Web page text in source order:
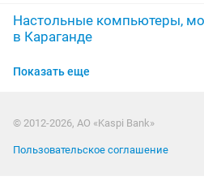
полный комплект компьютер
gtx 1050
Настольные компьютеры,
в Караганде
Настольные компьютеры,
Настольные компьютеры,
Показать еще
© 2012-2026, АО «Kaspi Bank»
Пользовательское соглашение